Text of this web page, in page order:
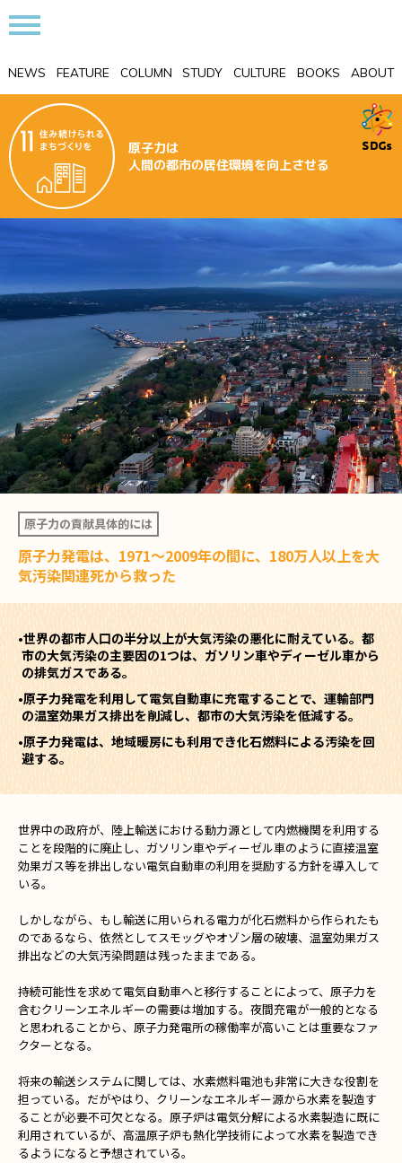
NEWS FEATURE COLUMN STUDY CULTURE BOOKS ABOUT
原子力は
人間の都市の居住環境を向上させる
原子力の貢献具体的には
原子力発電は、1971～2009年の間に、180万人以上を大
気汚染関連死から救った
世界の都市人口の半分以上が大気汚染の悪化に耐えている。都
市の大気汚染の主要因の1つは、ガソリン車やディーゼル車から
の排気ガスである。
原子力発電を利用して電気自動車に充電することで、運輸部門
の温室効果ガス排出を削減し、都市の大気汚染を低減する。
原子力発電は、地域暖房にも利用でき化石燃料による汚染を回
避する。
世界中の政府が、陸上輸送における動力源として内燃機関を利用する
ことを段階的に廃止し、ガソリン車やディーゼル車のように直接温室
効果ガス等を排出しない電気自動車の利用を奨励する方針を導入して
いる。
しかしながら、もし輸送に用いられる電力が化石燃料から作られたも
のであるなら、依然としてスモッグやオゾン層の破壊、温室効果ガス
排出などの大気汚染問題は残ったままである。
持続可能性を求めて電気自動車へと移行することによって、原子力を
含むクリーンエネルギーの需要は増加する。夜間充電が一般的となる
と思われることから、原子力発電所の稼働率が高いことは重要なファ
クターとなる。
将来の輸送システムに関しては、水素燃料電池も非常に大きな役割を
担っている。だがやはり、クリーンなエネルギー源から水素を製造す
ることが必要不可欠となる。原子炉は電気分解による水素製造に既に
利用されているが、高温原子炉も熱化学技術によって水素を製造でき
るようになると予想されている。